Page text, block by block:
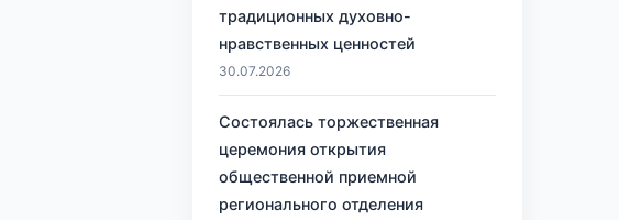
традиционных духовно-
нравственных ценностей
30.07.2026
Состоялась торжественная
церемония открытия
общественной приемной
регионального отделения